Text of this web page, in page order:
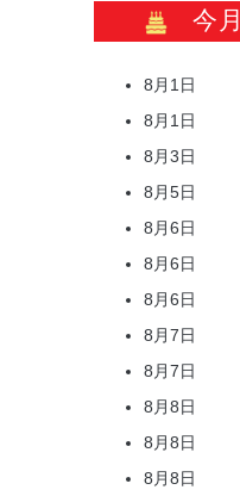
今
8月1日
8月1日
8月3日
8月5日
8月6日
8月6日
8月6日
8月7日
8月7日
8月8日
8月8日
8月8日